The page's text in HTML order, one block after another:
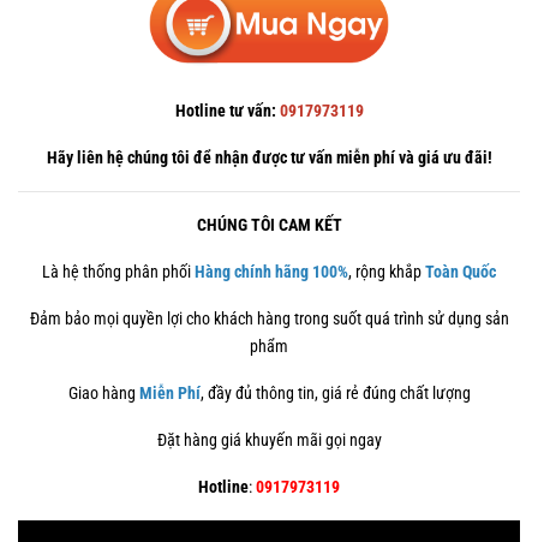
Hotline tư vấn: 0917973119
Hãy liên hệ chúng tôi để nhận được tư vấn miễn phí và giá ưu đãi!
CHÚNG TÔI CAM KẾT
Là hệ thống phân phốiHàng chính hãng 100%, rộng khắpToàn Quốc
Đảm bảo mọi quyền lợi cho khách hàng trong suốt quá trình sử dụng sản
phẩm
Giao hàng Miễn Phí, đầy đủ thông tin, giá rẻ đúng chất lượng
Đặt hàng giá khuyến mãi gọi ngay
Hotline:0917973119